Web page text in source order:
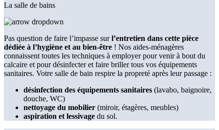
La salle de bains
Pas question de faire l’impasse surl’entretien dans cette pièce
dédiée à l’hygiène et au bien-être ! Nos aides-ménagères
connaissent toutes les techniques à employer pour venir à bout du
calcaire et pour désinfecter et faire briller tous vos équipements
sanitaires. Votre salle de bain respire la propreté après leur passage :
désinfection des équipements sanitaires (lavabo, baignoire,
douche, WC)
nettoyage du mobilier (miroir, étagères, meubles)
aspiration et lessivage du sol.